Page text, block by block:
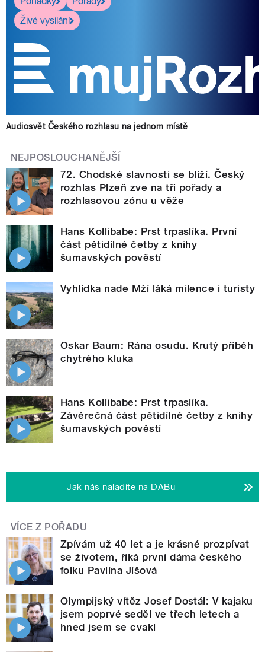
Živé vysílání
Audiosvět Českého rozhlasu na jednom místě
NEJPOSLOUCHANĚJŠÍ
72. Chodské slavnosti se blíží. Český
rozhlas Plzeň zve na tři pořady a
rozhlasovou zónu u věže
Hans Kollibabe: Prst trpaslíka. První
část pětidílné četby z knihy
šumavských pověstí
Vyhlídka nade Mží láká milence i turisty
Oskar Baum: Rána osudu. Krutý příběh
chytrého kluka
Hans Kollibabe: Prst trpaslíka.
Závěrečná část pětidílné četby z knihy
šumavských pověstí
Jak nás naladíte na DABu
VÍCE Z POŘADU
Zpívám už 40 let a je krásné prozpívat
se životem, říká první dáma českého
folku Pavlína Jíšová
Olympijský vítěz Josef Dostál: V kajaku
jsem poprvé seděl ve třech letech a
hned jsem se cvakl